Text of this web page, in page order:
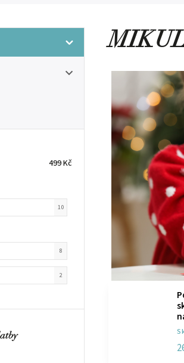
499Kč
10
8
2